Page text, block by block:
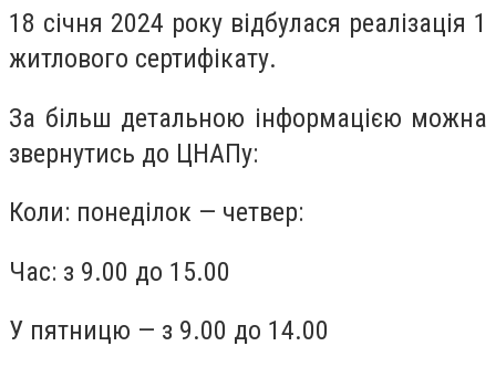
18 січня 2024 року відбулася реалізація 1
житлового сертифікату.
За більш детальною інформацією можна
звернутись до ЦНАПу:
Коли: понеділок — четвер:
Час: з 9.00 до 15.00
У пятницю — з 9.00 до 14.00